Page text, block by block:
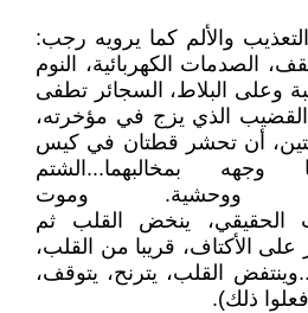
والألم كما يرويه رجب:
الصدمات الكهربائية، النوم
وعلى البلاط، السجائر تطفى
القضيب الذي يزج في مؤخرته،
أن تحشر قطتان في كيس
بمخالبهما...الشتم
ووحشية. وموت
الحقيقي، ينخض القلب ثم
على الأكتاف، قريبا من القلب،
القلب، يترنح، يتوقف،
ذلك).